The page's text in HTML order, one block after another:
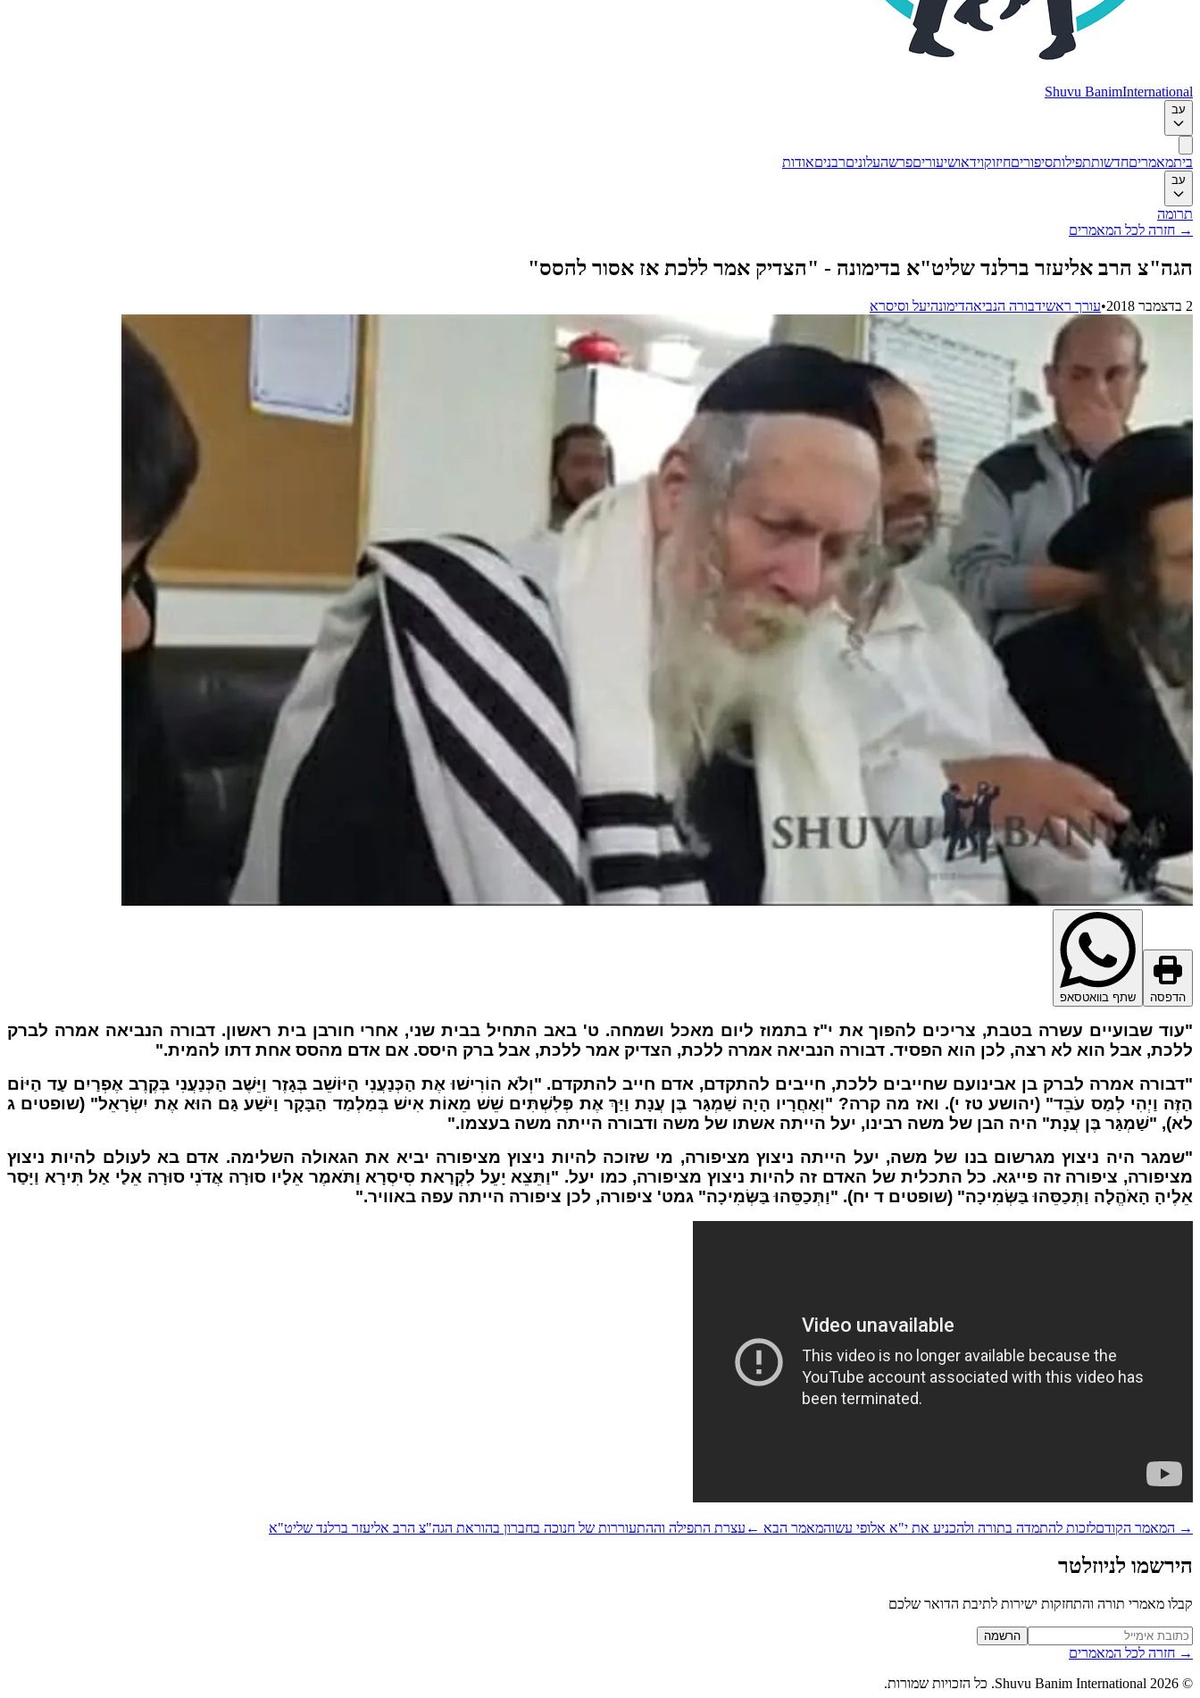
Shuvu BanimInternational
עב
ביתמאמריםחדשותתפילותסיפוריםחיזוקוידאושיעוריםפרשהעלוניםרבניםאודות
עב
תרומה
→ חזרה לכל המאמרים
הגה"צ הרב אליעזר ברלנד שליט"א בדימונה - "הצדיק אמר ללכת אז אסור להסס"
2 בדצמבר 2018 •עורך ראשידבורה הנביאהדימונהיעל וסיסרא
הדפסה שתף בוואטסאפ
"עוד שבועיים עשרה בטבת, צריכים להפוך את י"ז בתמוז ליום מאכל ושמחה. ט' באב התחיל בבית שני, אחרי חורבן בית ראשון. דבורה הנביאה אמרה לברק
ללכת, אבל הוא לא רצה, לכן הוא הפסיד. דבורה הנביאה אמרה ללכת, הצדיק אמר ללכת, אבל ברק היסס. אם אדם מהסס אחת דתו להמית."
"דבורה אמרה לברק בן אבינועם שחייבים ללכת, חייבים להתקדם, אדם חייב להתקדם. "וְלֹא הוֹרִישׁוּ אֶת הַכְּנַעֲנִי הַיּוֹשֵׁב בְּגָזֶר וַיֵּשֶׁב הַכְּנַעֲנִי בְּקֶרֶב אֶפְרַיִם עַד הַיּוֹם
הַזֶּה וַיְהִי לְמַס עֹבֵד" (יהושע טז י). ואז מה קרה? "וְאַחֲרָיו הָיָה שַׁמְגַּר בֶּן עֲנָת וַיַּךְ אֶת פְּלִשְׁתִּים שֵׁשׁ מֵאוֹת אִישׁ בְּמַלְמַד הַבָּקָר וַיֹּשַׁע גַּם הוּא אֶת יִשְׂרָאֵל" (שופטים ג
לא), "שַׁמְגַּר בֶּן עֲנָת" היה הבן של משה רבינו, יעל הייתה אשתו של משה ודבורה הייתה משה בעצמו."
"שמגר היה ניצוץ מגרשום בנו של משה, יעל הייתה ניצוץ מציפורה, מי שזוכה להיות ניצוץ מציפורה יביא את הגאולה השלימה. אדם בא לעולם להיות ניצוץ
מציפורה, ציפורה זה פייגא. כל התכלית של האדם זה להיות ניצוץ מציפורה, כמו יעל. "וַתֵּצֵא יָעֵל לִקְרַאת סִיסְרָא וַתֹּאמֶר אֵלָיו סוּרָה אֲדֹנִי סוּרָה אֵלַי אַל תִּירָא וַיָּסַר
אֵלֶיהָ הָאֹהֱלָה וַתְּכַסֵּהוּ בַּשְּׂמִיכָה" (שופטים ד יח). "וַתְּכַסֵּהוּ בַּשְּׂמִיכָה" גמט' ציפורה, לכן ציפורה הייתה עפה באוויר."
→ המאמר הקודםלזכות להתמדה בתורה ולהכניע את י"א אלופי עשוהמאמר הבא ← עצרת התפילה וההתעוררות של חנוכה בחברון בהוראת הגה"צ הרב אליעזר ברלנד שליט"א
הירשמו לניוזלטר
קבלו מאמרי תורה והתחזקות ישירות לתיבת הדואר שלכם
Website (leave blank) הרשמה
→ חזרה לכל המאמרים
©
2026 כל הזכויות שמורות.